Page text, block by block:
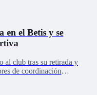
el Betis y se
al club tras su retirada y
de coordinación